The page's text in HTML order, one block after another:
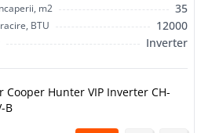
m2 35
BTU 12000
Inverter
Сooper Hunter VIP Inverter CH-
B